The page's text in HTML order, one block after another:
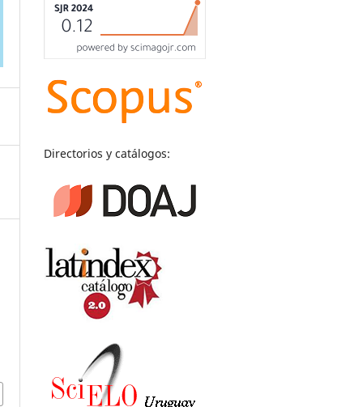
Directorios y catálogos: